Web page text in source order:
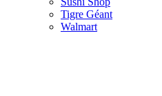
Tigre Géant
Walmart